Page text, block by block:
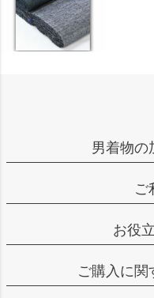
男着物の
ご
お役
ご購入に関